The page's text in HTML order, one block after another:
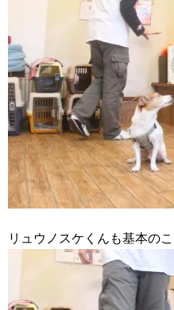
リュウノスケくんも基本の